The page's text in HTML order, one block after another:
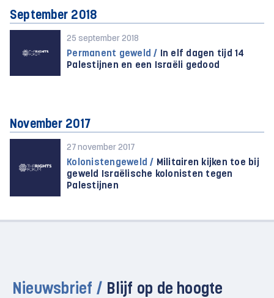
September 2018
25 september 2018
Permanent geweld / In elf dagen tijd 14
Palestijnen en een Israëli gedood
November 2017
27 november 2017
Kolonistengeweld / Militairen kijken toe bij
geweld Israëlische kolonisten tegen
Palestijnen
Nieuwsbrief / Blijf op de hoogte